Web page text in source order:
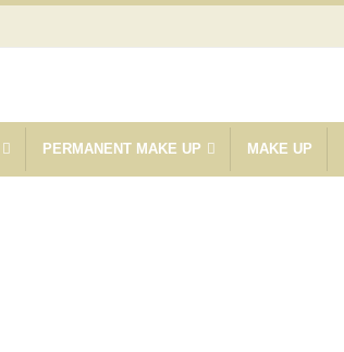
PERMANENT MAKE UP MAKE UP